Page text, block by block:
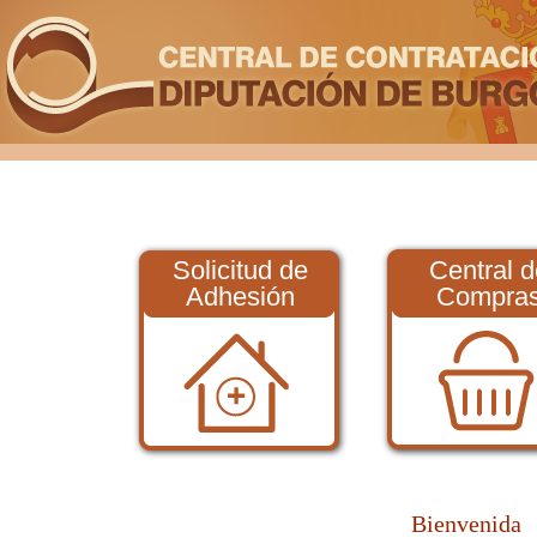
Solicitud de
Adhesión
Central
Bienvenida